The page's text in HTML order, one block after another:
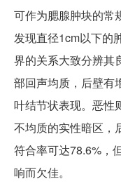
可作为腮腺肿块的常
发现直径1cm以下的
界的关系大致分辨其
部回声均质，后壁有
叶结节状表现。恶性
不均质的实性暗区，
符合率可达78.6%，
响而欠佳。